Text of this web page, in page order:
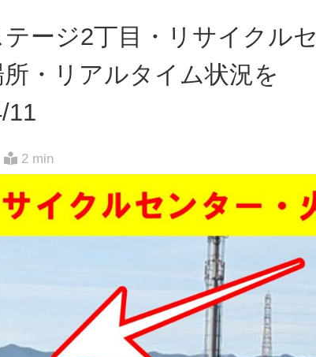
ージ2丁目・リサイクルセ
・リアルタイム状況を
11
2 min